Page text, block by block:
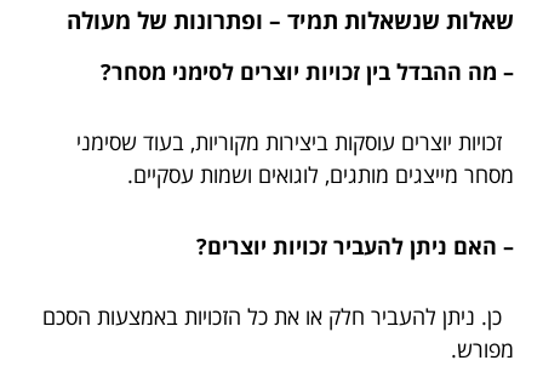
שאלות שנשאלות תמיד – ופתרונות של מעולה
– מה ההבדל בין זכויות יוצרים לסימני מסחר?
זכויות יוצרים עוסקות ביצירות מקוריות, בעוד שסימני
מסחר מייצגים מותגים, לוגואים ושמות עסקיים.
– האם ניתן להעביר זכויות יוצרים?
כן. ניתן להעביר חלק או את כל הזכויות באמצעות הסכם
מפורש.